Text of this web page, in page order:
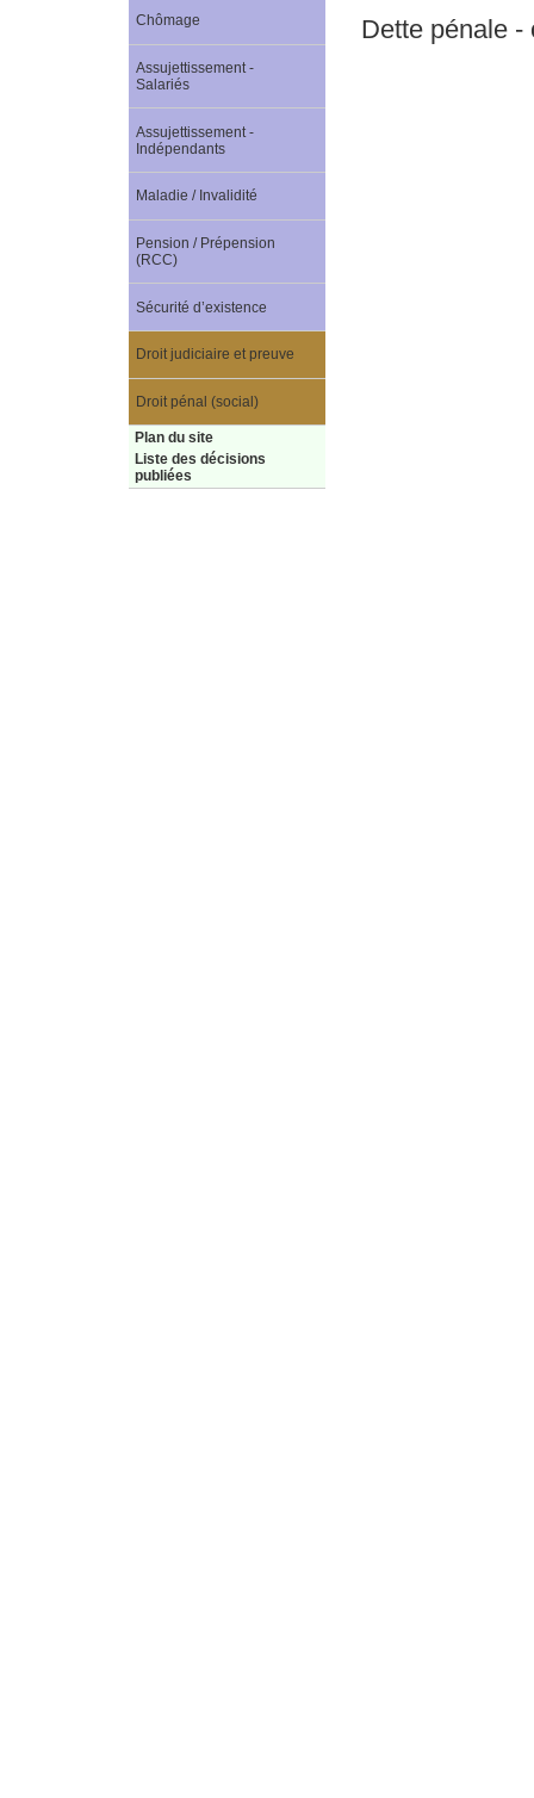
Dette pénale -
Chômage
Assujettissement -
Salariés
Assujettissement -
Indépendants
Maladie / Invalidité
Pension / Prépension
(RCC)
Sécurité d’existence
Droit judiciaire et preuve
Droit pénal (social)
Plan du site
Liste des décisions
publiées